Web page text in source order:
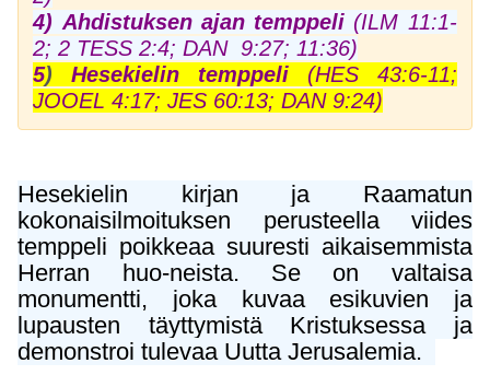
4) Ahdistuksen ajan temppeli (ILM 11:1-
2; 2 TESS 2:4; DAN 9:27; 11:36)
5)Hesekielin temppeli
(HES 43:6-11;
JOOEL 4:17; JES 60:13; DAN 9:24)
Hesekielin kirjan ja Raamatun
kokonaisilmoituksen perusteella viides
temppeli poikkeaa suuresti aikaisemmista
Herran huo-neista. Se on valtaisa
monumentti, joka kuvaa esikuvien ja
lupausten täyttymistä Kristuksessa ja
demonstroi tulevaa Uutta Jerusalemia.